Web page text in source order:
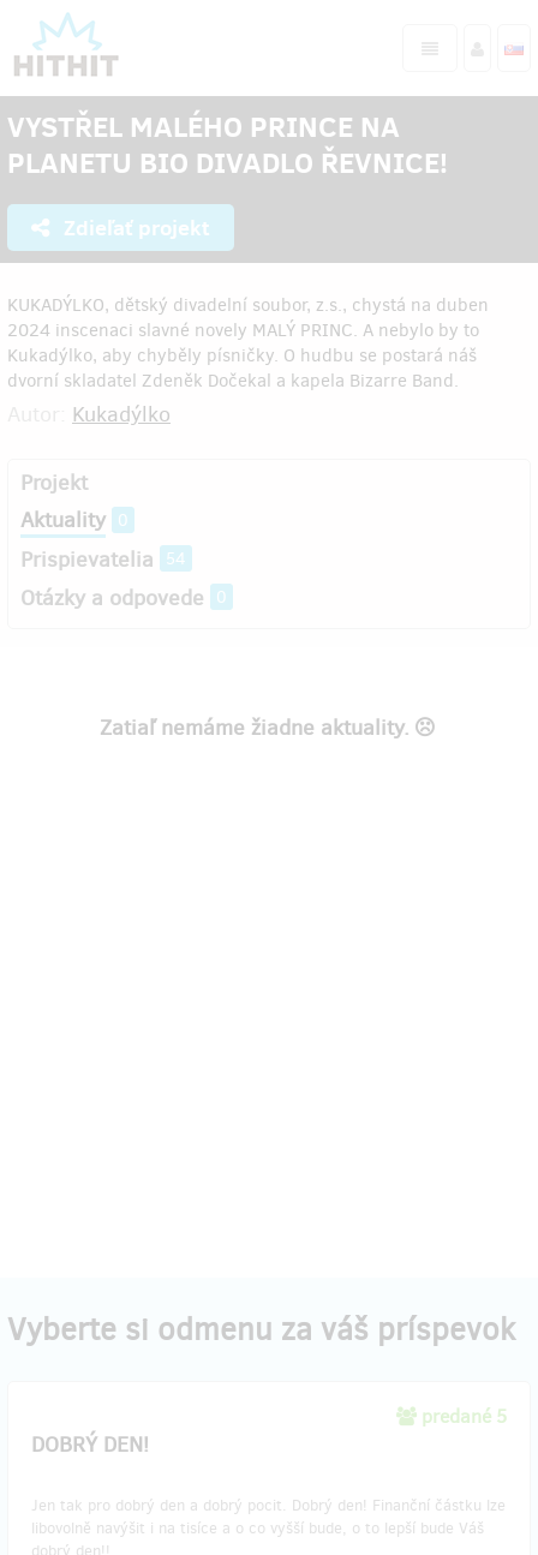
VYSTŘEL MALÉHO PRINCE NA
PLANETU BIO DIVADLO ŘEVNICE!
Zdieľať projekt
KUKADÝLKO, dětský divadelní soubor, z.s., chystá na duben
2024 inscenaci slavné novely MALÝ PRINC. A nebylo by to
Kukadýlko, aby chyběly písničky. O hudbu se postará náš
dvorní skladatel Zdeněk Dočekal a kapela Bizarre Band.
Kukadýlko
Projekt
Aktuality 0
Prispievatelia 54
Otázky a odpovede 0
Zatiaľ nemáme žiadne aktuality.
Vyberte si odmenu za váš príspevok
predané 5
DOBRÝ DEN!
Jen tak pro dobrý den a dobrý pocit. Dobrý den! Finanční částku lze
libovolně navýšit i na tisíce a o co vyšší bude, o to lepší bude Váš
dobrý den!!